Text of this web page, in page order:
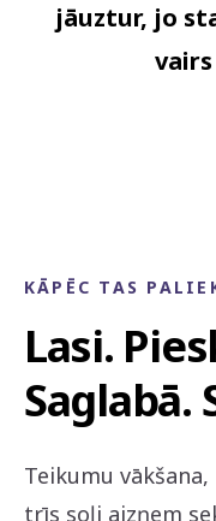
jāuztur, jo
KĀPĒC TAS
Lasi.
Saglabā.
Teikumu
trīs soļi aizņem